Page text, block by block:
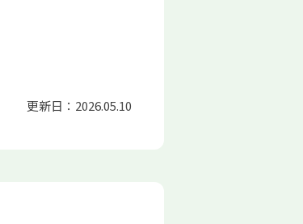
更新日：2026.05.10